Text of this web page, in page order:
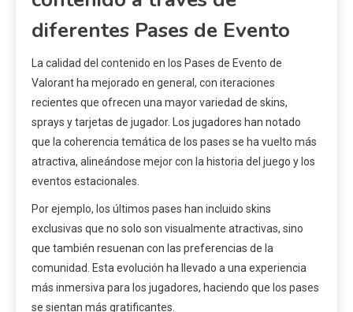
diferentes Pases de Evento
La calidad del contenido en los Pases de Evento de
Valorant ha mejorado en general, con iteraciones
recientes que ofrecen una mayor variedad de skins,
sprays y tarjetas de jugador. Los jugadores han notado
que la coherencia temática de los pases se ha vuelto más
atractiva, alineándose mejor con la historia del juego y los
eventos estacionales.
Por ejemplo, los últimos pases han incluido skins
exclusivas que no solo son visualmente atractivas, sino
que también resuenan con las preferencias de la
comunidad. Esta evolución ha llevado a una experiencia
más inmersiva para los jugadores, haciendo que los pases
se sientan más gratificantes.